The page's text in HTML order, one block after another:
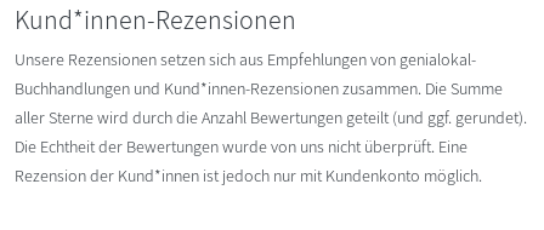
Kund*innen-Rezensionen
Unsere Rezensionen setzen sich aus Empfehlungen von genialokal-
Buchhandlungen und Kund*innen-Rezensionen zusammen. Die Summe
aller Sterne wird durch die Anzahl Bewertungen geteilt (und ggf. gerundet).
Die Echtheit der Bewertungen wurde von uns nicht überprüft. Eine
Rezension der Kund*innen ist jedoch nur mit Kundenkonto möglich.